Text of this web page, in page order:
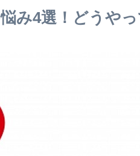
み4選！どうや